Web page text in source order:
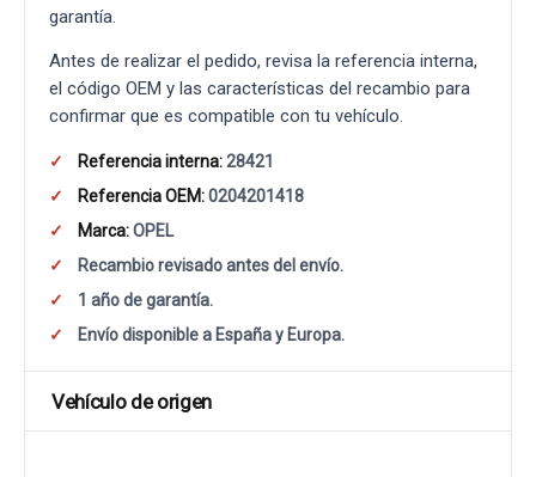
garantía.
Antes de realizar el pedido, revisa la referencia interna,
el código OEM y las características del recambio para
confirmar que es compatible con tu vehículo.
Referencia interna:28421
Referencia OEM:0204201418
Marca:OPEL
Recambio revisado antes del envío.
1 año de garantía.
Envío disponible a España y Europa.
Vehículo de origen